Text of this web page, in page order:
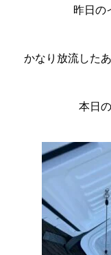
昨日の
かなり放流した
本日